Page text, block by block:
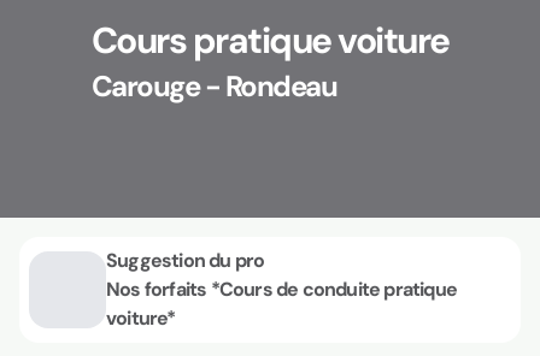
Cours pratique voiture
Carouge - Rondeau
Suggestion du pro
Nos forfaits *Cours de conduite pratique
voiture*